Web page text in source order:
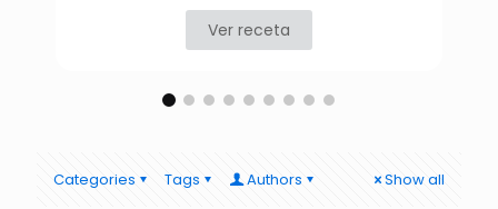
Ver receta
Categories Tags Authors Show all